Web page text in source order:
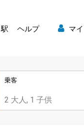
駅 ヘルプ マ
乗客